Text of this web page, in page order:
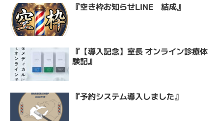
『空き枠お知らせLINE 結成』
『【導入記念】室長 オンライン診療体
験記』
『予約システム導入しました』